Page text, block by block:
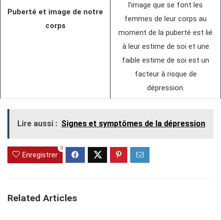
Puberté et image de notre
corps
l’image que se font les
femmes de leur corps au
moment de la puberté est lié
à leur estime de soi et une
faible estime de soi est un
facteur à risque de
dépression.
Lire aussi : Signes et symptômes de la dépression
Enregistrer
0
Related Articles